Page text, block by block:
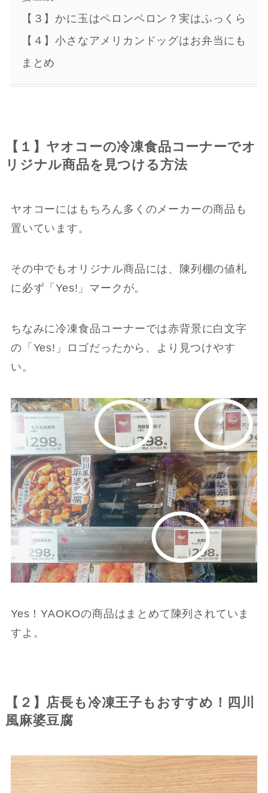
【３】かに玉はペロンペロン？実はふっくら
【４】小さなアメリカンドッグはお弁当にも
まとめ
【１】ヤオコーの冷凍食品コーナーでオ
リジナル商品を見つける方法
ヤオコーにはもちろん多くのメーカーの商品も
置いています。
その中でもオリジナル商品には、陳列棚の値札
に必ず「Yes!」マークが。
ちなみに冷凍食品コーナーでは赤背景に白文字
の「Yes!」ロゴだったから、より見つけやす
い。
Yes！YAOKOの商品はまとめて陳列されていま
すよ。
【２】店長も冷凍王子もおすすめ！四川
風麻婆豆腐